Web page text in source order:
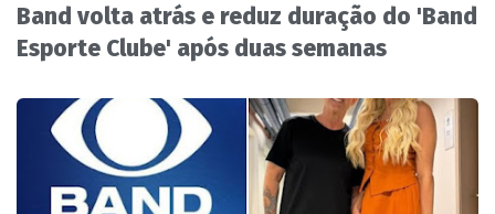
Band volta atrás e reduz duração do 'Band
Esporte Clube' após duas semanas